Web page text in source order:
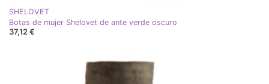
SHELOVET
Botas de mujer Shelovet de ante verde oscuro
37,12 €